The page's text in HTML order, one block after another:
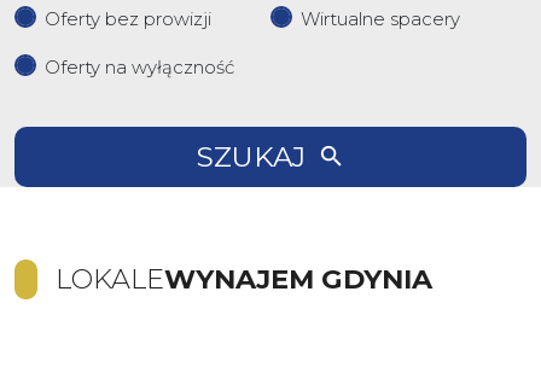
Oferty bez prowizji Wirtualne spacery
Oferty na wyłączność
SZUKAJ
LOKALEWYNAJEM GDYNIA